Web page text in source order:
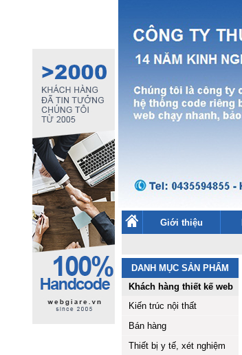
Giới thiệu
DANH MỤC SẢN PHẨM
Khách hàng thiết kế web
Kiến trúc nội thất
Bán hàng
Thiết bị y tế, xét nghiệm